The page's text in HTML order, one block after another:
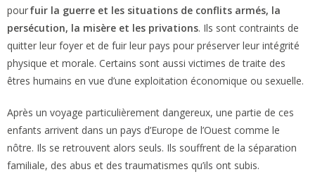
pourfuir la guerre et les situations de conflits armés, la
persécution, la misère et les privations. Ils sont contraints de
quitter leur foyer et de fuir leur pays pour préserver leur intégrité
physique et morale. Certains sont aussi victimes de traite des
êtres humains en vue d’une exploitation économique ou sexuelle.
Après un voyage particulièrement dangereux, une partie de ces
enfants arrivent dans un pays d’Europe de l’Ouest comme le
nôtre. Ils se retrouvent alors seuls. Ils souffrent de la séparation
familiale, des abus et des traumatismes qu’ils ont subis.